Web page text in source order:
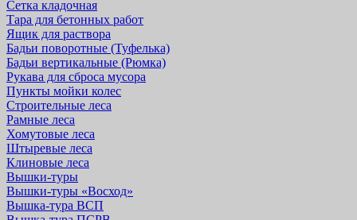
Сетка кладочная
Тара для бетонных работ
Ящик для раствора
Бадьи поворотные (Туфелька)
Бадьи вертикальные (Рюмка)
Рукава для сброса мусора
Пункты мойки колес
Строительные леса
Рамные леса
Хомутовые леса
Штыревые леса
Клиновые леса
Вышки-туры
Вышки-туры «Восход»
Вышка-тура ВСП